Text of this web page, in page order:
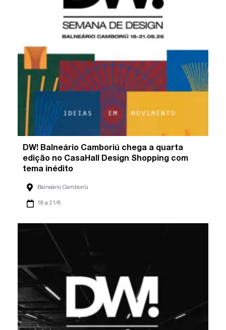
DW! Balneário Camboriú chega a quarta
edição no CasaHall Design Shopping com
tema inédito
Balneário Camboriú
18 a 21/8